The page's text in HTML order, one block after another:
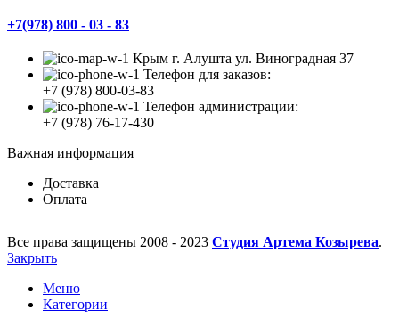
+7(978) 800 - 03 - 83
Крым г. Алушта ул. Виноградная 37
Телефон для заказов:
+7 (978) 800-03-83
Телефон администрации:
+7 (978) 76-17-430
Важная информация
Доставка
Оплата
Все права защищены 2008 - 2023 Студия Артема Козырева.
Закрыть
Меню
Категории